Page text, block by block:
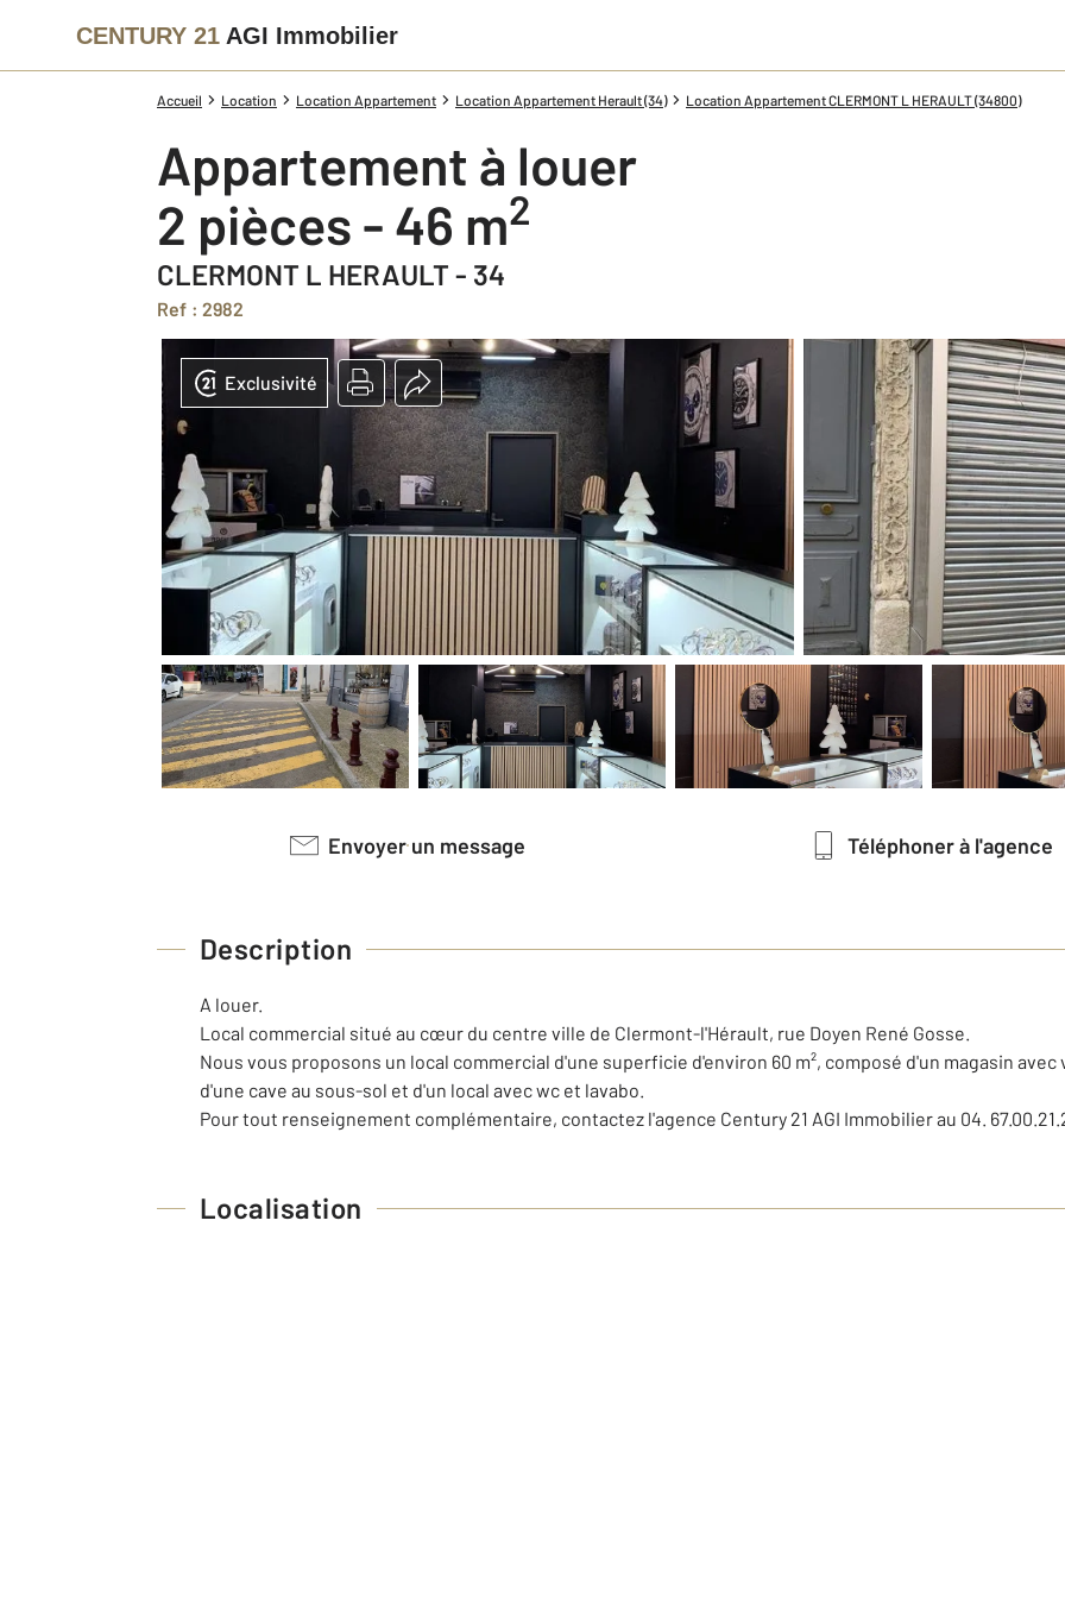
CENTURY 21 AGI Immobilier
Accueil Location Location Appartement Location Appartement Herault (34) Location Appartement CLERMONT L HERAULT (34800)
Appartement à louer
2 pièces - 46 m2
CLERMONT L HERAULT - 34
Ref : 2982
Exclusivité
Envoyer un message Téléphoner à l'agence
Description
A louer.
Local commercial situé au cœur du centre ville de Clermont-l'Hérault, rue Doyen René Gosse.
Nous vous proposons un local commercial d'une superficie d'environ 60 m², composé d'un magasin
d'une cave au sous-sol et d'un local avec wc et lavabo.
Pour tout renseignement complémentaire, contactez l'agence Century 21 AGI Immobilier au 04.
Localisation